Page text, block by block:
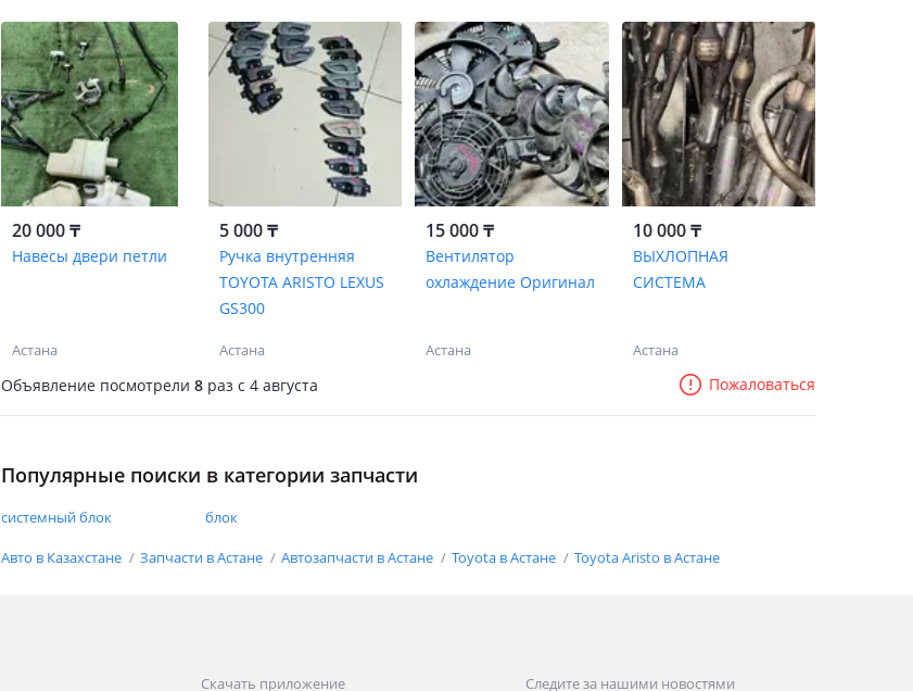
20 000 ₸
Навесы двери петли
Астана
5 000 ₸
Ручка внутренняя
TOYOTA ARISTO LEXUS
GS300
Астана
15 000 ₸
Вентилятор
охлаждение Оригинал
Астана
10 000 ₸
ВЫХЛОПНАЯ
СИСТЕМА
Астана
Объявление посмотрели 8 раз c 4 августа Пожаловаться
Популярные поиски в категории запчасти
системный блок блок
Авто в Казахстане Запчасти в Астане Автозапчасти в Астане Toyota в Астане Toyota Aristo в Астане
Скачать приложение Следите за нашими новостями